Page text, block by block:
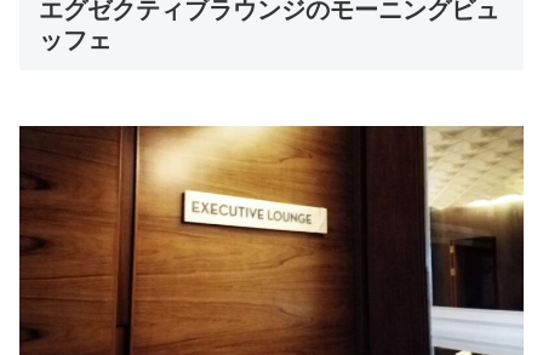
エグゼクティブラウンジのモーニングビュ
ッフェ